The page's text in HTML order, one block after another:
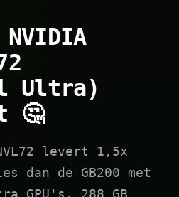
NVIDIA
Ultra)
🤔
levert 1,5x
dan de GB200 met
GPU's, 288 GB